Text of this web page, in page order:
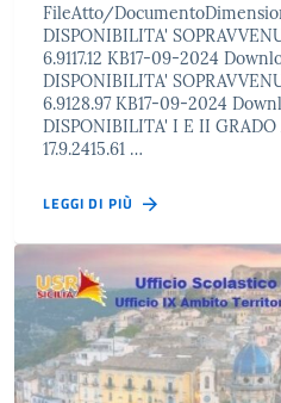
FileAtto/
DISPONIBILITA'
6.9117.12 KB17-09-2024
DISPONIBILITA'
6.9128.97 KB17-09-2024
DISPONIBILITA' I E II GRADO
17.9.2415.61 …
LEGGI DI PIÙ